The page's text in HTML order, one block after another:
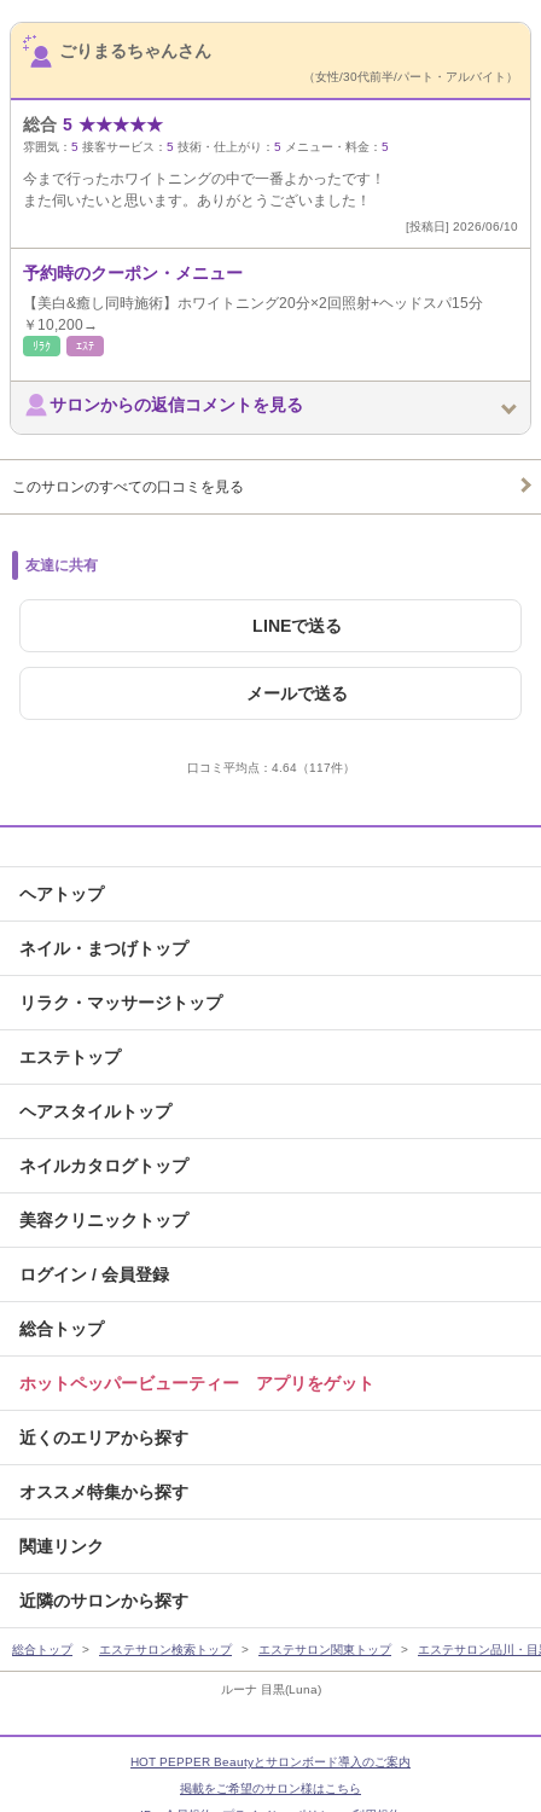
ルーナ 目黒(Luna)
サロンPick Up
ごりまるちゃんさん
（女性/30代前半/パート・アルバイト）
総合 5 ★★★★★
雰囲気： 5 接客サービス： 5 技術・仕上がり： 5 メニュー・料金： 5
今まで行ったホワイトニングの中で一番よかったです！
また伺いたいと思います。ありがとうございました！
[投稿日] 2026/06/10
予約時のクーポン・メニュー
【美白&癒し同時施術】ホワイトニング20分×2回照射+ヘッドスパ15分
￥10,200→
ﾘﾗｸ ｴｽﾃ
サロンからの返信コメントを見る
このサロンのすべての口コミを見る
友達に共有
LINEで送る
メールで送る
口コミ平均点： 4.64（117件）
ヘアトップ
ネイル・まつげトップ
リラク・マッサージトップ
エステトップ
ヘアスタイルトップ
ネイルカタログトップ
美容クリニックトップ
ログイン / 会員登録
総合トップ
ホットペッパービューティー アプリをゲット
近くのエリアから探す
オススメ特集から探す
関連リンク
近隣のサロンから探す
総合トップ エステサロン検索トップ エステサロン関東トップ エステサロン品川・
HOT PEPPER Beautyとサロンボード導入のご案内
掲載をご希望のサロン様はこちら